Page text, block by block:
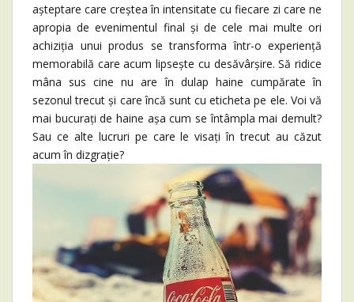
așteptare care creștea în intensitate cu fiecare zi care ne
apropia de evenimentul final și de cele mai multe ori
achiziția unui produs se transforma într-o experiență
memorabilă care acum lipsește cu desăvârșire. Să ridice
mâna sus cine nu are în dulap haine cumpărate în
sezonul trecut și care încă sunt cu eticheta pe ele. Voi vă
mai bucurați de haine așa cum se întâmpla mai demult?
Sau ce alte lucruri pe care le visați în trecut au căzut
acum în dizgrație?